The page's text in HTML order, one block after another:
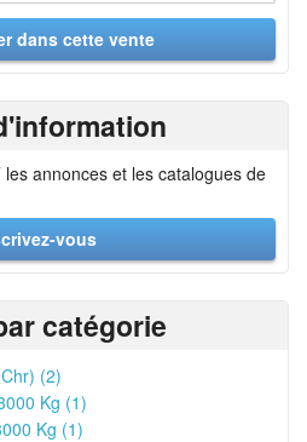
annonces et les catalogues de
vous
catégorie
(2)
Kg (1)
Kg (1)